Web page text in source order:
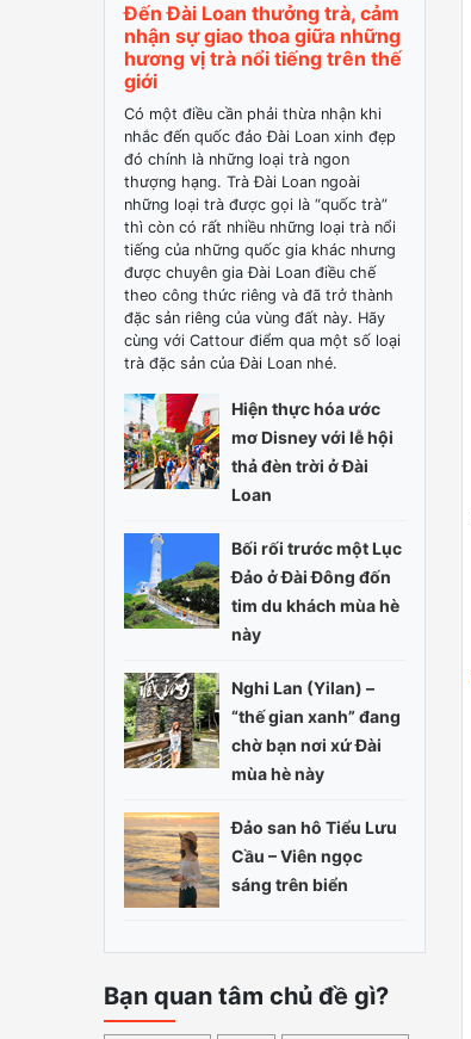
Đến Đài Loan thưởng trà, cảm
nhận sự giao thoa giữa những
hương vị trà nổi tiếng trên thế
giới
Có một điều cần phải thừa nhận khi
nhắc đến quốc đảo Đài Loan xinh đẹp
đó chính là những loại trà ngon
thượng hạng. Trà Đài Loan ngoài
những loại trà được gọi là “quốc trà”
thì còn có rất nhiều những loại trà nổi
tiếng của những quốc gia khác nhưng
được chuyên gia Đài Loan điều chế
theo công thức riêng và đã trở thành
đặc sản riêng của vùng đất này. Hãy
cùng với Cattour điểm qua một số loại
trà đặc sản của Đài Loan nhé.
Hiện thực hóa ước
mơ Disney với lễ hội
thả đèn trời ở Đài
Loan
Bối rối trước một Lục
Đảo ở Đài Đông đốn
tim du khách mùa hè
này
Nghi Lan (Yilan) –
“thế gian xanh” đang
chờ bạn nơi xứ Đài
mùa hè này
Đảo san hô Tiểu Lưu
Cầu – Viên ngọc
sáng trên biển
Bạn quan tâm chủ đề gì?